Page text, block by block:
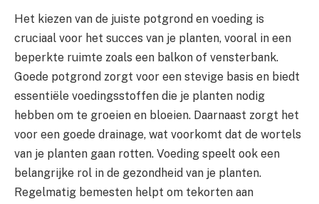
Het kiezen van de juiste potgrond en voeding is
cruciaal voor het succes van je planten, vooral in een
beperkte ruimte zoals een balkon of vensterbank.
Goede potgrond zorgt voor een stevige basis en biedt
essentiële voedingsstoffen die je planten nodig
hebben om te groeien en bloeien. Daarnaast zorgt het
voor een goede drainage, wat voorkomt dat de wortels
van je planten gaan rotten. Voeding speelt ook een
belangrijke rol in de gezondheid van je planten.
Regelmatig bemesten helpt om tekorten aan